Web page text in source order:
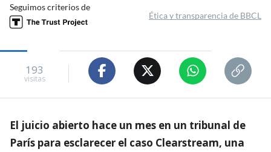
Seguimos criterios de
Ética y transparencia de BBCL
193
visitas
El juicio abierto hace un mes en un tribunal de
París para esclarecer el caso Clearstream, una